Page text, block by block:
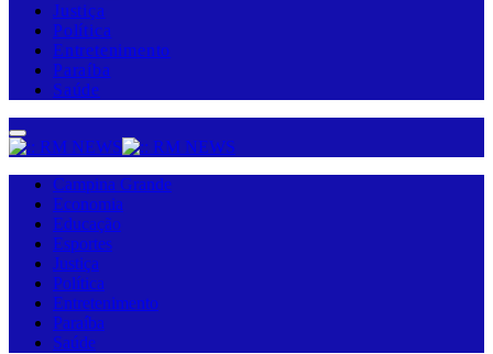
Justiça
Política
Entretenimento
Paraíba
Saúde
Campina Grande
Economia
Educação
Esportes
Justiça
Política
Entretenimento
Paraíba
Saúde